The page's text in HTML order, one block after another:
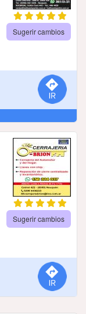
Sugerir cambios
Sugerir cambios